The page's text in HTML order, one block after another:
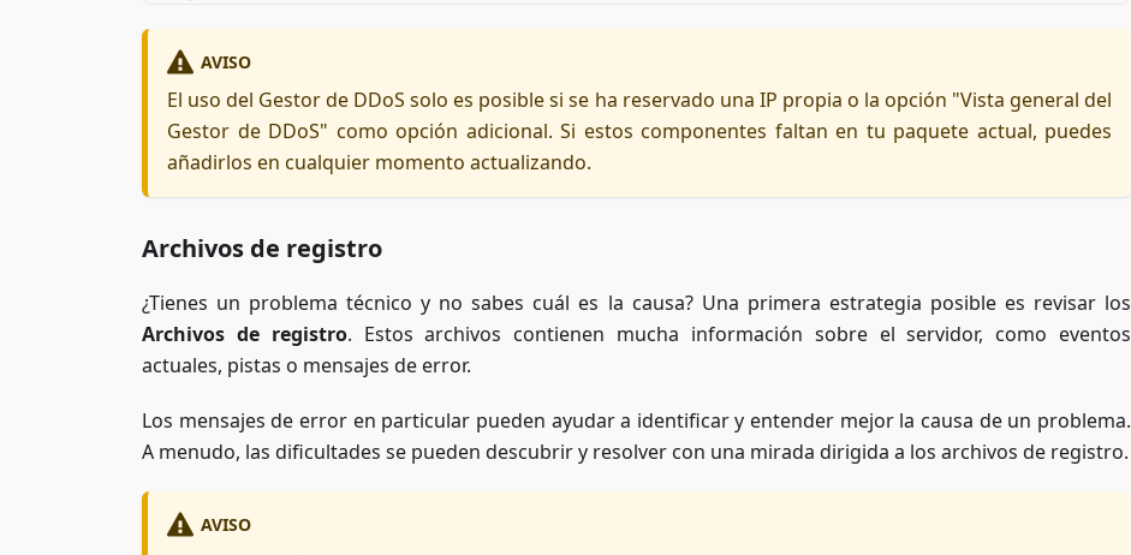
AVISO
El uso del Gestor de DDoS solo es posible si se ha reservado una IP propia o la opción "Vista general del
Gestor de DDoS" como opción adicional. Si estos componentes faltan en tu paquete actual, puedes
añadirlos en cualquier momento actualizando.
Archivos de registro
¿Tienes un problema técnico y no sabes cuál es la causa? Una primera estrategia posible es revisar los
Archivos de registro. Estos archivos contienen mucha información sobre el servidor, como eventos
actuales, pistas o mensajes de error.
Los mensajes de error en particular pueden ayudar a identificar y entender mejor la causa de un problema.
A menudo, las dificultades se pueden descubrir y resolver con una mirada dirigida a los archivos de registro.
AVISO